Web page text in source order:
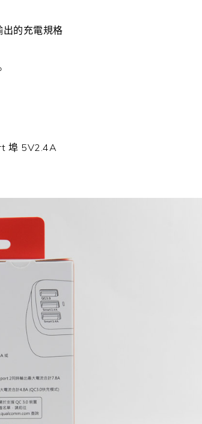
的充電規格
埠 5V2.4A